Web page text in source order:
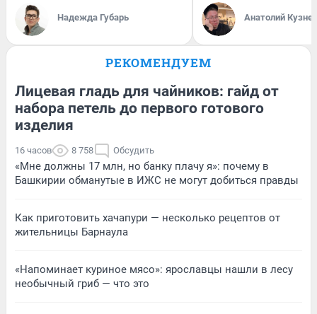
Надежда Губарь Анатолий
РЕКОМЕНДУЕМ
Лицевая гладь для чайников: гайд от
набора петель до первого готового
изделия
16 часов 8 758 Обсудить
«Мне должны 17 млн, но банку плачу я»: почему в
Башкирии обманутые в ИЖС не могут добиться правды
Как приготовить хачапури — несколько рецептов от
жительницы Барнаула
«Напоминает куриное мясо»: ярославцы нашли в лесу
необычный гриб — что это